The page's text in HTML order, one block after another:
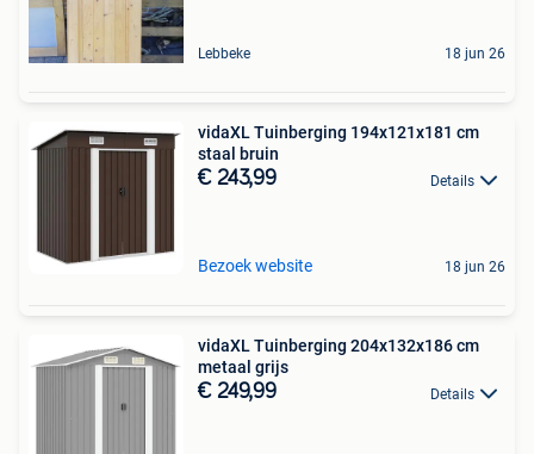
Lebbeke 18 jun 26
vidaXL Tuinberging 194x121x181 cm
staal bruin
€ 243,99 Details
Bezoek website 18 jun 26
vidaXL Tuinberging 204x132x186 cm
metaal grijs
€ 249,99 Details